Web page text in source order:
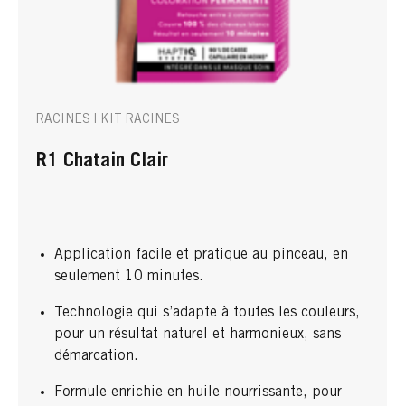
RACINES | KIT RACINES
R1 Chatain Clair
Application facile et pratique au pinceau, en
seulement 10 minutes.
Technologie qui s’adapte à toutes les couleurs,
pour un résultat naturel et harmonieux, sans
démarcation.
Formule enrichie en huile nourrissante, pour